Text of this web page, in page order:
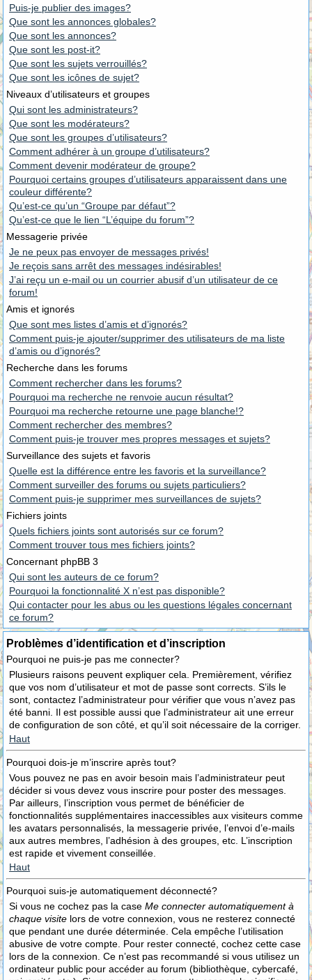
Puis-je publier des images?
Que sont les annonces globales?
Que sont les annonces?
Que sont les post-it?
Que sont les sujets verrouillés?
Que sont les icônes de sujet?
Niveaux d’utilisateurs et groupes
Qui sont les administrateurs?
Que sont les modérateurs?
Que sont les groupes d’utilisateurs?
Comment adhérer à un groupe d’utilisateurs?
Comment devenir modérateur de groupe?
Pourquoi certains groupes d’utilisateurs apparaissent dans une
couleur différente?
Qu’est-ce qu’un “Groupe par défaut”?
Qu’est-ce que le lien “L’équipe du forum”?
Messagerie privée
Je ne peux pas envoyer de messages privés!
Je reçois sans arrêt des messages indésirables!
J’ai reçu un e-mail ou un courrier abusif d’un utilisateur de ce
forum!
Amis et ignorés
Que sont mes listes d’amis et d’ignorés?
Comment puis-je ajouter/supprimer des utilisateurs de ma liste
d’amis ou d’ignorés?
Recherche dans les forums
Comment rechercher dans les forums?
Pourquoi ma recherche ne renvoie aucun résultat?
Pourquoi ma recherche retourne une page blanche!?
Comment rechercher des membres?
Comment puis-je trouver mes propres messages et sujets?
Surveillance des sujets et favoris
Quelle est la différence entre les favoris et la surveillance?
Comment surveiller des forums ou sujets particuliers?
Comment puis-je supprimer mes surveillances de sujets?
Fichiers joints
Quels fichiers joints sont autorisés sur ce forum?
Comment trouver tous mes fichiers joints?
Concernant phpBB 3
Qui sont les auteurs de ce forum?
Pourquoi la fonctionnalité X n’est pas disponible?
Qui contacter pour les abus ou les questions légales concernant
ce forum?
Problèmes d’identification et d’inscription
Pourquoi ne puis-je pas me connecter?
Plusieurs raisons peuvent expliquer cela. Premièrement, vérifiez
que vos nom d’utilisateur et mot de passe sont corrects. S’ils le
sont, contactez l’administrateur pour vérifier que vous n’avez pas
été banni. Il est possible aussi que l’administrateur ait une erreur
de configuration de son côté, et qu’il soit nécessaire de la corriger.
Haut
Pourquoi dois-je m’inscrire après tout?
Vous pouvez ne pas en avoir besoin mais l’administrateur peut
décider si vous devez vous inscrire pour poster des messages.
Par ailleurs, l’inscription vous permet de bénéficier de
fonctionnalités supplémentaires inaccessibles aux visiteurs comme
les avatars personnalisés, la messagerie privée, l’envoi d’e-mails
aux autres membres, l’adhésion à des groupes, etc. L’inscription
est rapide et vivement conseillée.
Haut
Pourquoi suis-je automatiquement déconnecté?
Si vous ne cochez pas la case Me connecter automatiquement à
chaque visite lors de votre connexion, vous ne resterez connecté
que pendant une durée déterminée. Cela empêche l’utilisation
abusive de votre compte. Pour rester connecté, cochez cette case
lors de la connexion. Ce n’est pas recommandé si vous utilisez un
ordinateur public pour accéder au forum (bibliothèque, cybercafé,